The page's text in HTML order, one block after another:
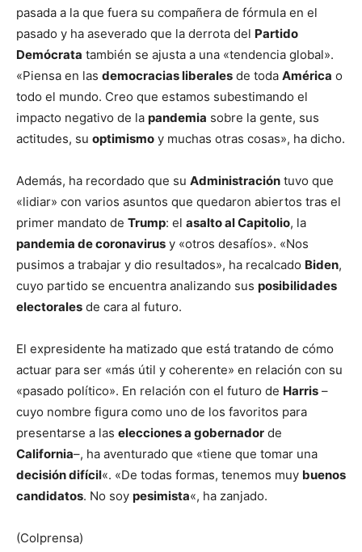
pasada a la que fuera su compañera de fórmula en el
pasado y ha aseverado que la derrota del Partido
Demócrata también se ajusta a una «tendencia global».
«Piensa en las democracias liberales de toda América o
todo el mundo. Creo que estamos subestimando el
impacto negativo de la pandemia sobre la gente, sus
actitudes, su optimismo y muchas otras cosas», ha dicho.
Además, ha recordado que su Administración tuvo que
«lidiar» con varios asuntos que quedaron abiertos tras el
primer mandato de Trump: el asalto al Capitolio, la
pandemia de coronavirus y «otros desafíos». «Nos
pusimos a trabajar y dio resultados», ha recalcado Biden,
cuyo partido se encuentra analizando sus posibilidades
electorales de cara al futuro.
El expresidente ha matizado que está tratando de cómo
actuar para ser «más útil y coherente» en relación con su
«pasado político». En relación con el futuro de Harris –
cuyo nombre figura como uno de los favoritos para
presentarse a las elecciones a gobernador de
California–, ha aventurado que «tiene que tomar una
decisión difícil«. «De todas formas, tenemos muy buenos
candidatos. No soy pesimista«, ha zanjado.
(Colprensa)